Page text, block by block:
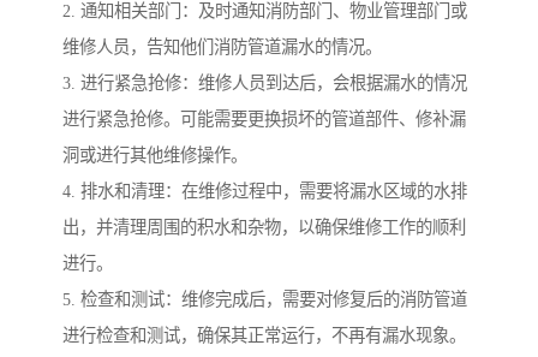
2. 通知相关部门：及时通知消防部门、物业管理部门或
维修人员，告知他们消防管道漏水的情况。
3. 进行紧急抢修：维修人员到达后，会根据漏水的情况
进行紧急抢修。可能需要更换损坏的管道部件、修补漏
洞或进行其他维修操作。
4. 排水和清理：在维修过程中，需要将漏水区域的水排
出，并清理周围的积水和杂物，以确保维修工作的顺利
进行。
5. 检查和测试：维修完成后，需要对修复后的消防管道
进行检查和测试，确保其正常运行，不再有漏水现象。